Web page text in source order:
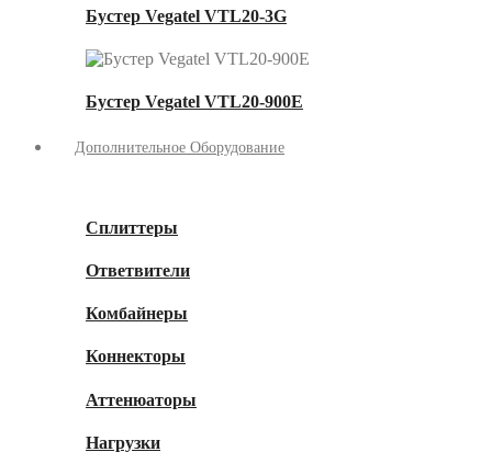
Бустер Vegatel VTL20-3G
Бустер Vegatel VTL20-900E
Дополнительное Оборудование
Сплиттеры
Ответвители
Комбайнеры
Коннекторы
Аттенюаторы
Нагрузки